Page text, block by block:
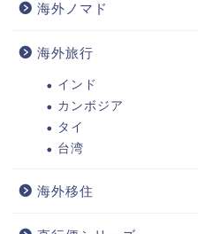
海外ノマド
海外旅行
インド
カンボジア
タイ
台湾
海外移住